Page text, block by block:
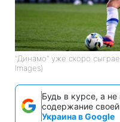
"Динамо" уже скоро
Images)
Будь в курсе, а
содержание своей
Украина в Google